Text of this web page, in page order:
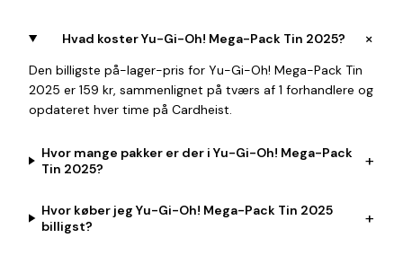
Hvad koster Yu-Gi-Oh! Mega-Pack Tin 2025? +
Den billigste på-lager-pris for Yu-Gi-Oh! Mega-Pack Tin
2025 er 159 kr, sammenlignet på tværs af 1 forhandlere og
opdateret hver time på Cardheist.
Hvor mange pakker er der i Yu-Gi-Oh! Mega-Pack
Tin 2025?
+
Hvor køber jeg Yu-Gi-Oh! Mega-Pack Tin 2025
billigst?
+